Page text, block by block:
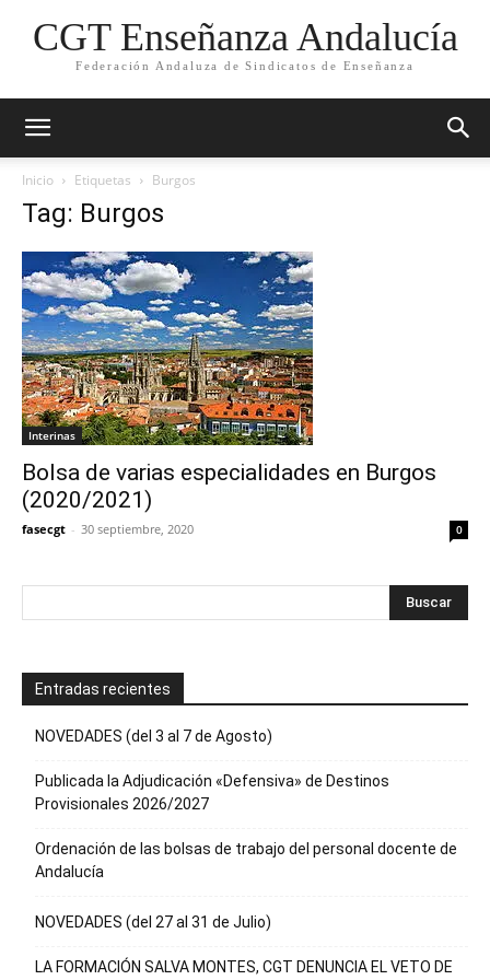
CGT Enseñanza Andalucía
Federación Andaluza de Sindicatos de Enseñanza
Inicio Etiquetas Burgos
Tag: Burgos
Interinas
Bolsa de varias especialidades en Burgos
(2020/2021)
fasecgt - 30 septiembre, 2020 0
Entradas recientes
NOVEDADES (del 3 al 7 de Agosto)
Publicada la Adjudicación «Defensiva» de Destinos
Provisionales 2026/2027
Ordenación de las bolsas de trabajo del personal docente de
Andalucía
NOVEDADES (del 27 al 31 de Julio)
LA FORMACIÓN SALVA MONTES, CGT DENUNCIA EL VETO DE